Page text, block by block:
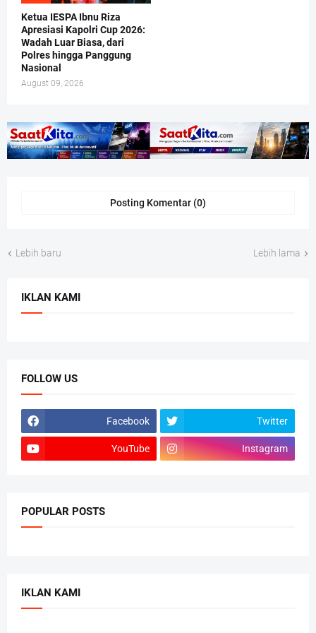
Ketua IESPA Ibnu Riza
Apresiasi Kapolri Cup 2026:
Wadah Luar Biasa, dari
Polres hingga Panggung
Nasional
August 09, 2026
Posting Komentar (0)
Lebih baru Lebih lama
IKLAN KAMI
FOLLOW US
Facebook Twitter
YouTube Instagram
POPULAR POSTS
IKLAN KAMI